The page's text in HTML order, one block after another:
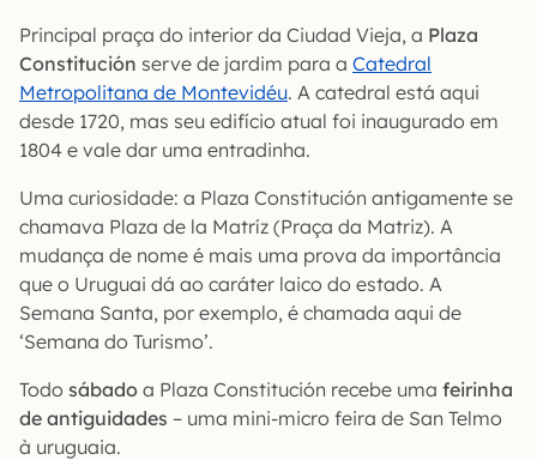
Principal praça do interior da Ciudad Vieja, a Plaza
Constitución serve de jardim para a Catedral
Metropolitana de Montevidéu. A catedral está aqui
desde 1720, mas seu edifício atual foi inaugurado em
1804 e vale dar uma entradinha.
Uma curiosidade: a Plaza Constitución antigamente se
chamava Plaza de la Matríz (Praça da Matriz). A
mudança de nome é mais uma prova da importância
que o Uruguai dá ao caráter laico do estado. A
Semana Santa, por exemplo, é chamada aqui de
‘Semana do Turismo’.
Todo sábado a Plaza Constitución recebe uma feirinha
de antiguidades – uma mini-micro feira de San Telmo
à uruguaia.